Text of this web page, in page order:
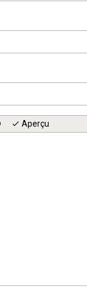
Aperçu